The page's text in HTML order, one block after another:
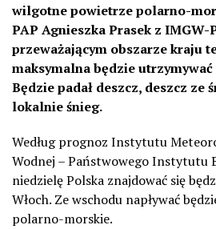
wilgotne powietrze polarno-
PAP Agnieszka Prasek z IMGW-
przeważającym obszarze kraju
maksymalna będzie
Będzie padał deszcz, deszcz ze
lokalnie śnieg.
Według prognoz Instytutu
Wodnej – Państwowego Instytutu
niedzielę Polska znajdować się
Włoch. Ze wschodu napływać
polarno-morskie.